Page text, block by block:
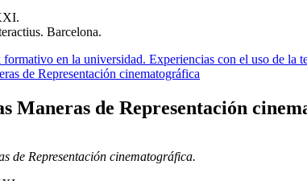
Barcelona.
en la universidad. Experiencias con el uso de la
Maneras de Representación
de Representación cinematográfica.